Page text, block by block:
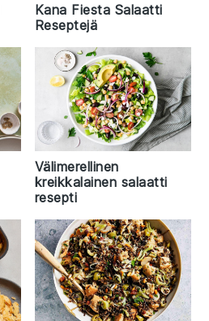
Kana Fiesta Salaatti
Reseptejä
Välimerellinen
kreikkalainen salaatti
resepti